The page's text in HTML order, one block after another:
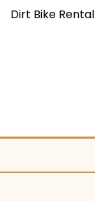
Dirt Bike Rental